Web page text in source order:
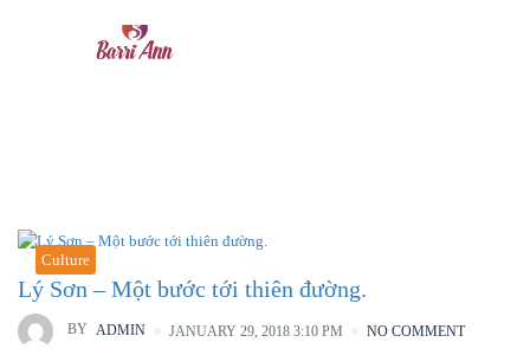
Culture
Lý Sơn – Một bước tới thiên đường.
BY ADMIN JANUARY 29, 2018 3:10 PM NO COMMENT